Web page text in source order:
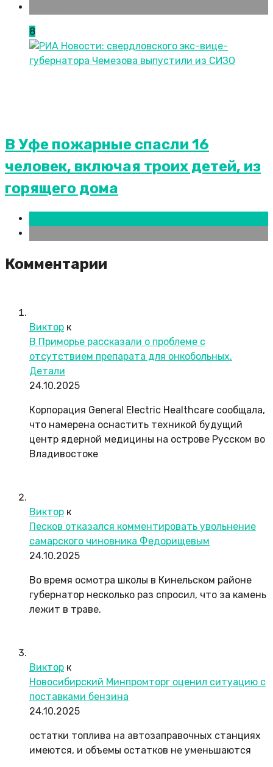
8
В Уфе пожарные спасли 16
человек, включая троих детей, из
горящего дома
Комментарии
Виктор к
В Приморье рассказали о проблеме с
отсутствием препарата для онкобольных.
Детали
24.10.2025
Корпорация General Electric Healthcare сообщала,
что намерена оснастить техникой будущий
центр ядерной медицины на острове Русском во
Владивостоке
Виктор к
Песков отказался комментировать увольнение
самарского чиновника Федорищевым
24.10.2025
Во время осмотра школы в Кинельском районе
губернатор несколько раз спросил, что за камень
лежит в траве.
Виктор к
Новосибирский Минпромторг оценил ситуацию с
поставками бензина
24.10.2025
остатки топлива на автозаправочных станциях
имеются, и объемы остатков не уменьшаются